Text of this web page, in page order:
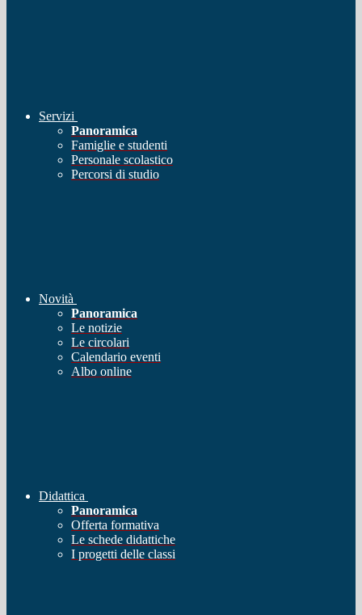
Servizi
Panoramica
Famiglie e studenti
Personale scolastico
Percorsi di studio
Novità
Panoramica
Le notizie
Le circolari
Calendario eventi
Albo online
Didattica
Panoramica
Offerta formativa
Le schede didattiche
I progetti delle classi